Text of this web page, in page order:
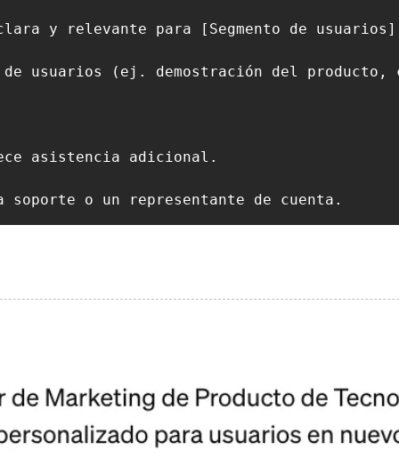
y relevante para [Segmento de
de usuarios (ej. demostración del
asistencia adicional.
o un representante de cuenta.